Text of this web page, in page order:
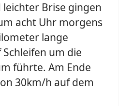
Brise gingen
acht Uhr morgens
lange
um die
führte. Am Ende
30km/h auf dem